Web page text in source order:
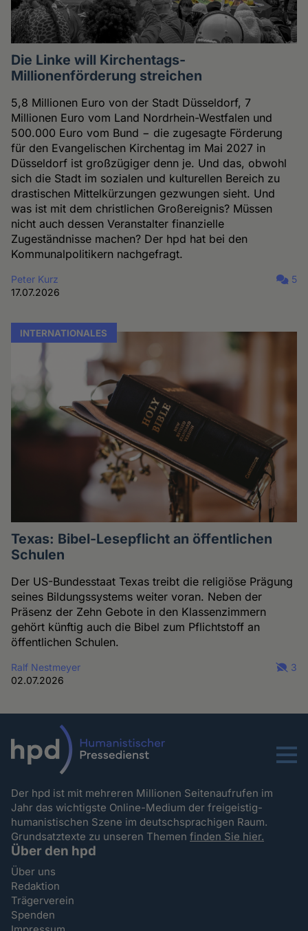
Die Linke will Kirchentags-
Millionenförderung streichen
5,8 Millionen Euro von der Stadt Düsseldorf, 7
Millionen Euro vom Land Nordrhein-Westfalen und
500.000 Euro vom Bund − die zugesagte Förderung
für den Evangelischen Kirchentag im Mai 2027 in
Düsseldorf ist großzügiger denn je. Und das, obwohl
sich die Stadt im sozialen und kulturellen Bereich zu
drastischen Mittelkürzungen gezwungen sieht. Und
was ist mit dem christlichen Großereignis? Müssen
nicht auch dessen Veranstalter finanzielle
Zugeständnisse machen? Der hpd hat bei den
Kommunalpolitikern nachgefragt.
Peter Kurz
17.07.2026
5
INTERNATIONALES
Texas: Bibel-Lesepflicht an öffentlichen
Schulen
Der US-Bundesstaat Texas treibt die religiöse Prägung
seines Bildungssystems weiter voran. Neben der
Präsenz der Zehn Gebote in den Klassenzimmern
gehört künftig auch die Bibel zum Pflichtstoff an
öffentlichen Schulen.
Ralf Nestmeyer
02.07.2026
3
Menu
Der hpd ist mit mehreren Millionen Seitenaufrufen im
Jahr das wichtigste Online-Medium der freigeistig-
humanistischen Szene im deutschsprachigen Raum.
Grundsatztexte zu unseren Themenfinden Sie hier.
Über den hpd
Über uns
Redaktion
Trägerverein
Spenden